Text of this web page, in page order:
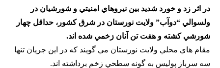
در اثر زد و خورد شديد بين نيروهاي امنيتي و شورشيان در
ولسوالي “دوآب”‌ ولايت نورستان در شرق كشور، حداقل چهار
شورشي كشته و هفت تن آنان زخمي شده اند.
مقام هاي محلي ولايت نورستان مي گويند كه در اين جريان تنها
سه سرباز پوليس به گونه سطحي زخم برداشته اند.